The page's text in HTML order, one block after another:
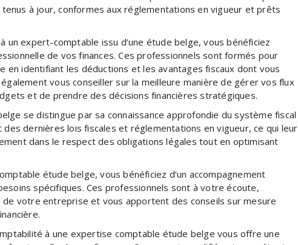
à jour, conformes aux réglementations en vigueur et prêts
un expert-comptable issu d’une étude belge, vous bénéficiez
de vos finances. Ces professionnels sont formés pour
en identifiant les déductions et les avantages fiscaux dont vous
vous conseiller sur la meilleure manière de gérer vos flux
et de prendre des décisions financières stratégiques.
se distingue par sa connaissance approfondie du système fiscal
dernières lois fiscales et réglementations en vigueur, ce qui leur
dans le respect des obligations légales tout en optimisant
étude belge, vous bénéficiez d’un accompagnement
spécifiques. Ces professionnels sont à votre écoute,
votre entreprise et vous apportent des conseils sur mesure
à une expertise comptable étude belge vous offre une